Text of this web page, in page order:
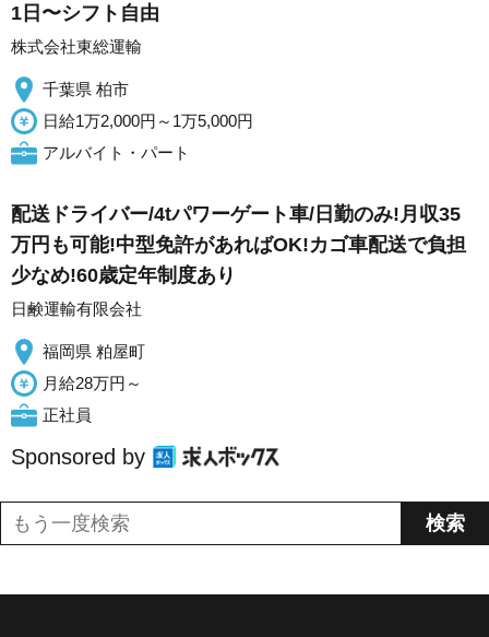
1日〜シフト自由
株式会社東総運輸
千葉県 柏市
日給1万2,000円～1万5,000円
アルバイト・パート
配送ドライバー/4tパワーゲート車/日勤のみ!月収35
万円も可能!中型免許があればOK!カゴ車配送で負担
少なめ!60歳定年制度あり
日鹸運輸有限会社
福岡県 粕屋町
月給28万円～
正社員
Sponsored by